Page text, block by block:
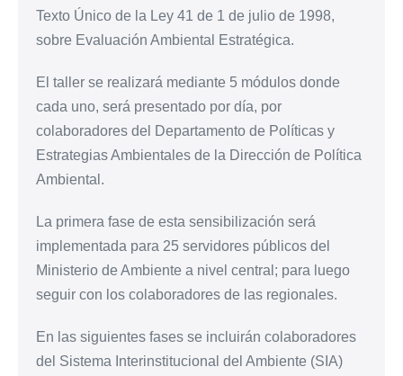
Texto Único de la Ley 41 de 1 de julio de 1998,
sobre Evaluación Ambiental Estratégica.
El taller se realizará mediante 5 módulos donde
cada uno, será presentado por día, por
colaboradores del Departamento de Políticas y
Estrategias Ambientales de la Dirección de Política
Ambiental.
La primera fase de esta sensibilización será
implementada para 25 servidores públicos del
Ministerio de Ambiente a nivel central; para luego
seguir con los colaboradores de las regionales.
En las siguientes fases se incluirán colaboradores
del Sistema Interinstitucional del Ambiente (SIA)